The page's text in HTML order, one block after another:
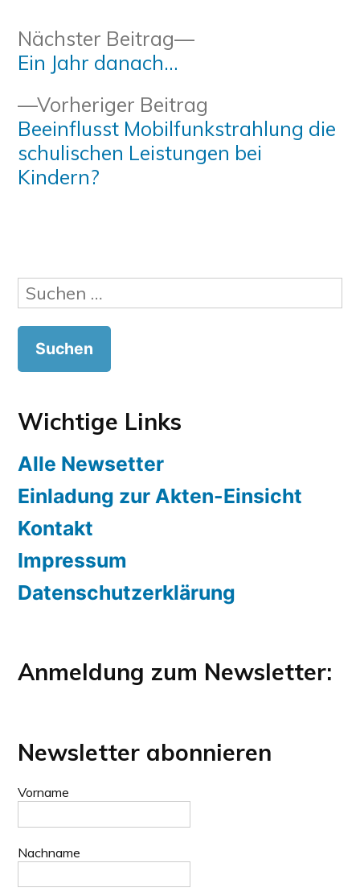
Beitragsnavigation
Vorheriger Beitrag
Beitrag:
Beeinflusst Mobilfunkstrahlung die
schulischen Leistungen bei
Kindern?
Nächster Beitrag
Nächster
Ein Jahr danach…
Suchen
nach:
Wichtige Links
Alle Newsetter
Einladung zur Akten-Einsicht
Kontakt
Impressum
Datenschutzerklärung
Anmeldung zum Newsletter:
Newsletter abonnieren
Vorname
Nachname